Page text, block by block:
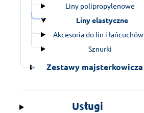
Liny polipropylenowe
Liny elastyczne
Akcesoria do lin i łańcuchów
Sznurki
Zestawy majsterkowicza
Usługi